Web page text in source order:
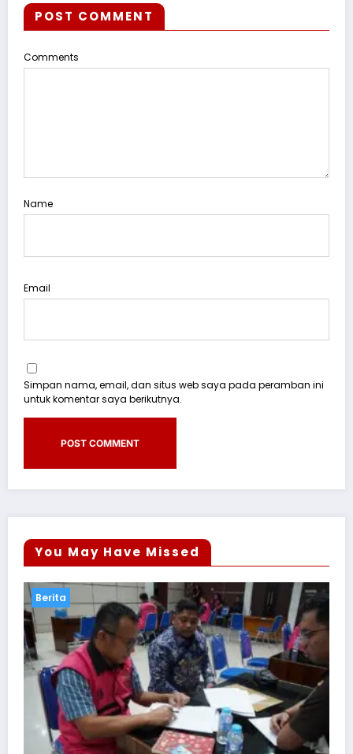
POST COMMENT
Comments
Name
Email
Simpan nama, email, dan situs web saya pada peramban ini
untuk komentar saya berikutnya.
You May Have Missed